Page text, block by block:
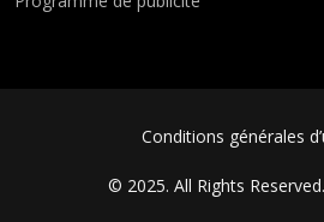
FOOTER MENUConditions générales
© 2025. All Rights Reserved.